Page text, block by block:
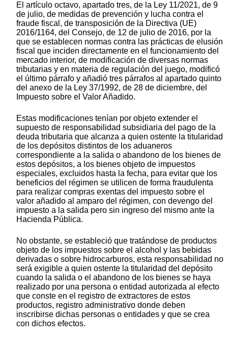
El artículo octavo, apartado tres, de la Ley 11/2021, de 9
de julio, de medidas de prevención y lucha contra el
fraude fiscal, de transposición de la Directiva (UE)
2016/1164, del Consejo, de 12 de julio de 2016, por la
que se establecen normas contra las prácticas de elusión
fiscal que inciden directamente en el funcionamiento del
mercado interior, de modificación de diversas normas
tributarias y en materia de regulación del juego, modificó
el último párrafo y añadió tres párrafos al apartado quinto
del anexo de la Ley 37/1992, de 28 de diciembre, del
Impuesto sobre el Valor Añadido.
Estas modificaciones tenían por objeto extender el
supuesto de responsabilidad subsidiaria del pago de la
deuda tributaria que alcanza a quien ostente la titularidad
de los depósitos distintos de los aduaneros
correspondiente a la salida o abandono de los bienes de
estos depósitos, a los bienes objeto de impuestos
especiales, excluidos hasta la fecha, para evitar que los
beneficios del régimen se utilicen de forma fraudulenta
para realizar compras exentas del impuesto sobre el
valor añadido al amparo del régimen, con devengo del
impuesto a la salida pero sin ingreso del mismo ante la
Hacienda Pública.
No obstante, se estableció que tratándose de productos
objeto de los impuestos sobre el alcohol y las bebidas
derivadas o sobre hidrocarburos, esta responsabilidad no
será exigible a quien ostente la titularidad del depósito
cuando la salida o el abandono de los bienes se haya
realizado por una persona o entidad autorizada al efecto
que conste en el registro de extractores de estos
productos, registro administrativo donde deben
inscribirse dichas personas o entidades y que se crea
con dichos efectos.